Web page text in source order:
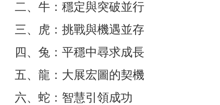
二、牛：穩定與突破並行
三、虎：挑戰與機遇並存
四、兔：平穩中尋求成長
五、龍：大展宏圖的契機
六、蛇：智慧引領成功